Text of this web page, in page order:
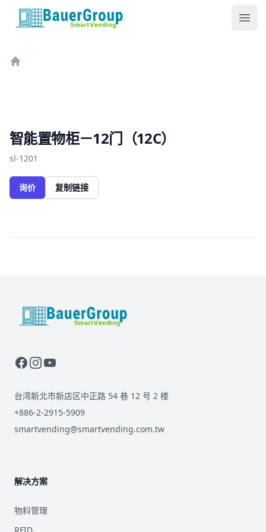
包尔科技
智能置物柜－12门（12C）
sl-1201
询价 复制链接
BauerGroup Tech
台湾新北市新店区中正路 54 巷 12 号 2 楼
+886-2-2915-5909
smartvending@smartvending.com.tw
解决方案
物料管理